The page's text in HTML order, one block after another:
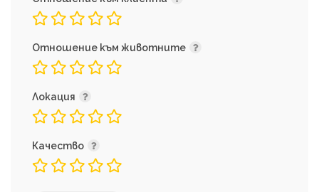
Отношение към животните
Локация
Качество